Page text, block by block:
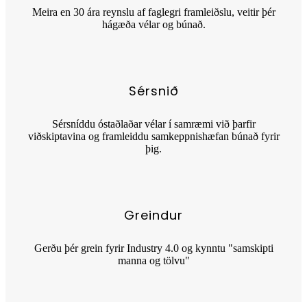
Meira en 30 ára reynslu af faglegri framleiðslu, veitir þér
hágæða vélar og búnað.
Sérsnið
Sérsníddu óstaðlaðar vélar í samræmi við þarfir
viðskiptavina og framleiddu samkeppnishæfan búnað fyrir
þig.
Greindur
Gerðu þér grein fyrir Industry 4.0 og kynntu "samskipti
manna og tölvu"